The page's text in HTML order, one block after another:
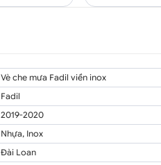
Vè che mưa Fadil viền inox
Fadil
2019-2020
Nhựa, Inox
Đài Loan